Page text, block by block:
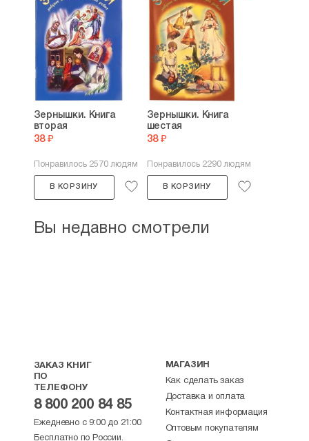
Зернышки. Книга
вторая
38 ₽
Понравилось 2570 людям
В КОРЗИНУ
Зернышки. Книга
шестая
38 ₽
Понравилось 2290 людям
В КОРЗИНУ
Вы недавно смотрели
ЗАКАЗ КНИГ
ПО
ТЕЛЕФОНУ
8 800 200 84 85
Ежедневно с 9:00 до 21:00
Бесплатно по России.
МАГАЗИН
Как сделать заказ
Доставка и оплата
Контактная информация
Оптовым покупателям